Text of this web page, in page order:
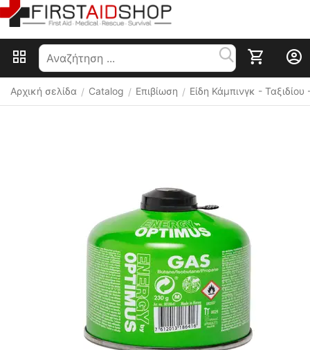
Αρχική σελίδα / Catalog / Επιβίωση / Είδη Κάμπινγκ -